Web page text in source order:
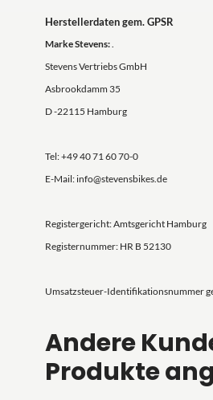
Herstellerdaten gem. GPSR
Marke Stevens:
Stevens Vertriebs GmbH
Asbrookdamm 35
D -22115 Hamburg
Tel: +49 40 71 60 70-0
E-Mail: info@stevensbikes.de
Registergericht: Amtsgericht Hamburg
Registernummer: HR B 52130
Umsatzsteuer-Identifikationsnummer
Andere
Produkte